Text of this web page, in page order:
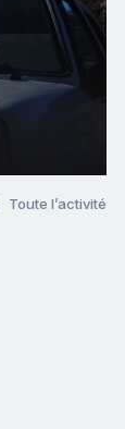
Toute l’activité